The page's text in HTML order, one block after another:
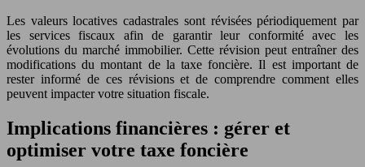
Les valeurs locatives cadastrales sont révisées périodiquement par
les services fiscaux afin de garantir leur conformité avec les
évolutions du marché immobilier. Cette révision peut entraîner des
modifications du montant de la taxe foncière. Il est important de
rester informé de ces révisions et de comprendre comment elles
peuvent impacter votre situation fiscale.
Implications financières : gérer et
optimiser votre taxe foncière